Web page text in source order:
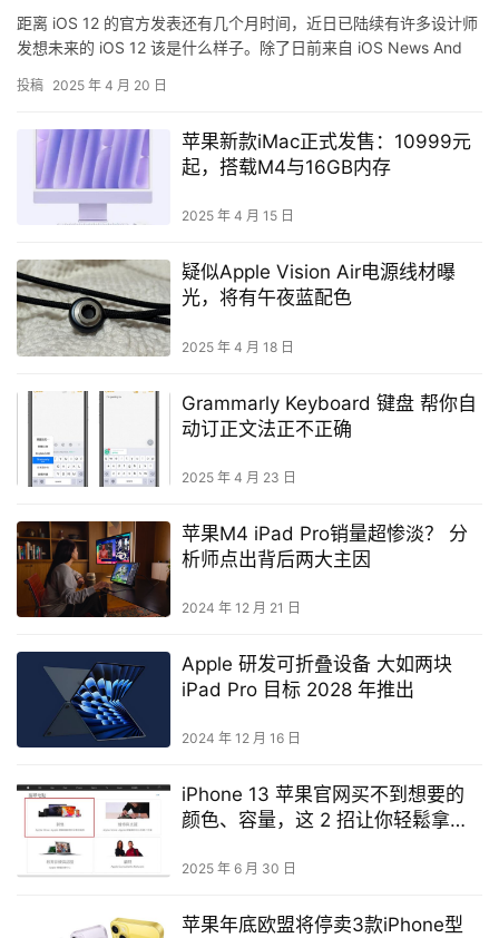
距离 iOS 12 的官方发表还有几个月时间，近日已陆续有许多设计师
发想未来的 iOS 12 该是什么样子。除了日前来自 iOS News And
投稿 2025 年 4 月 20 日
苹果新款iMac正式发售：10999元
起，搭载M4与16GB内存
2025 年 4 月 15 日
疑似Apple Vision Air电源线材曝
光，将有午夜蓝配色
2025 年 4 月 18 日
Grammarly Keyboard 键盘 帮你自
动订正文法正不正确
2025 年 4 月 23 日
苹果M4 iPad Pro销量超惨淡？ 分
析师点出背后两大主因
2024 年 12 月 21 日
Apple 研发可折叠设备 大如两块
iPad Pro 目标 2028 年推出
2024 年 12 月 16 日
iPhone 13 苹果官网买不到想要的
颜色、容量，这 2 招让你轻鬆拿现
2025 年 6 月 30 日
苹果年底欧盟将停卖3款iPhone型